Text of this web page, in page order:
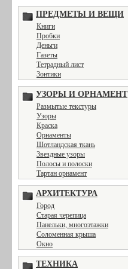
ПРЕДМЕТЫ И ВЕЩИ
Книги
Пробки
Деньги
Газеты
Тетрадный лист
Зонтики
УЗОРЫ И ОРНАМЕНТ
Размытые текстуры
Узоры
Краска
Орнаменты
Шотландская ткань
Звездные узоры
Полосы и полоски
Тартан орнамент
АРХИТЕКТУРА
Город
Старая черепица
Панельки, многоэтажки
Соломенная крыша
Окно
ТЕХНИКА